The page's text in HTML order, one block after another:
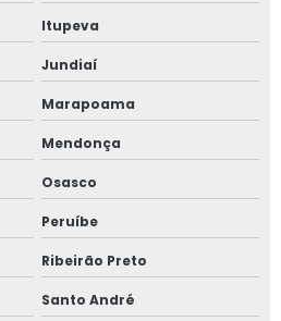
industrial
Itupeva
Jundiaí
Marapoama
Mendonça
Osasco
Peruíbe
Ribeirão Preto
Santo André